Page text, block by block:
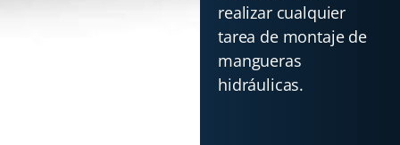
realizar cualquier
tarea de montaje de
mangueras
hidráulicas.